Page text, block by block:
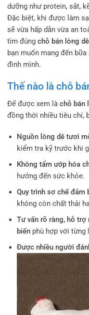
dưỡng như protein, sắt,
Đặc biệt, khi được làm
sẽ vừa hấp dẫn vừa an
tìm đúng chỗ bán lòng
bạn muốn mang đến
đình mình.
Thế nào là chỗ
Để được xem là chỗ bán
đồng thời nhiều tiêu chí,
Nguồn lòng dê tươi
kiểm tra kỹ trước khi
Không tẩm ướp hóa
hưởng đến sức khỏe.
Quy trình sơ chế đảm
không còn chất thải
Tư vấn rõ ràng, hỗ trợ
biếnphù hợp với từng
Được nhiều người